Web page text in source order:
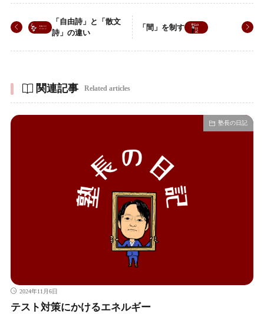
「自由詩」と「散文
詩」の違い
「間」を制す
関連記事 Related articles
塾長の日記
2024年11月6日
テスト対策にかけるエネルギー